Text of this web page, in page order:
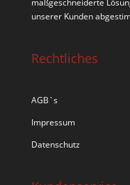
maßgeschneiderte
unserer Kunden
Rechtliches
AGB`s
Impressum
Datenschutz